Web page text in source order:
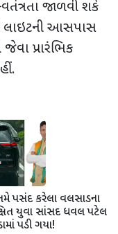
જાળવી શકે
લાઇટની આસપાસ
પ્રારંભિક
પસંદ કરેલા વલસાડના
યુવા સાંસદ ધવલ પટેલ
પડી ગયા!